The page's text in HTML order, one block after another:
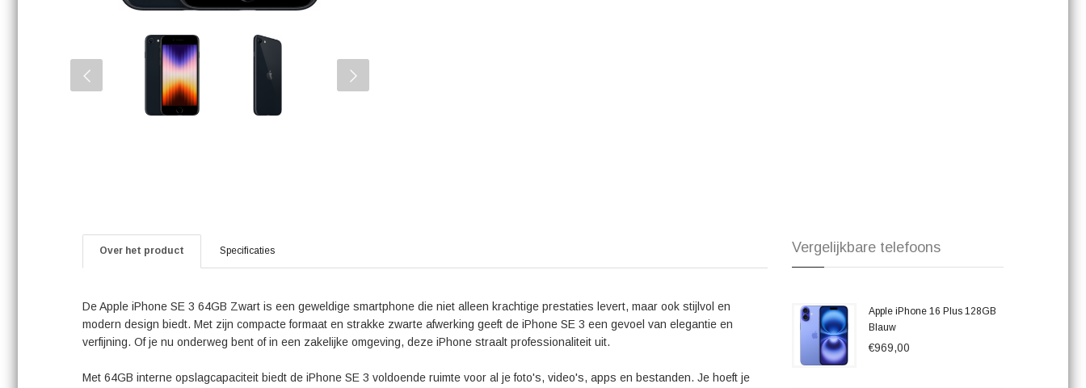
Over het product Specificaties
De Apple iPhone SE 3 64GB Zwart is een geweldige smartphone die niet alleen krachtige prestaties levert, maar ook stijlvol en
modern design biedt. Met zijn compacte formaat en strakke zwarte afwerking geeft de iPhone SE 3 een gevoel van elegantie en
verfijning. Of je nu onderweg bent of in een zakelijke omgeving, deze iPhone straalt professionaliteit uit.
Met 64GB interne opslagcapaciteit biedt de iPhone SE 3 voldoende ruimte voor al je foto's, video's, apps en bestanden. Je hoeft je
Vergelijkbare telefoons
Apple iPhone 16 Plus 128GB
Blauw
€969,00